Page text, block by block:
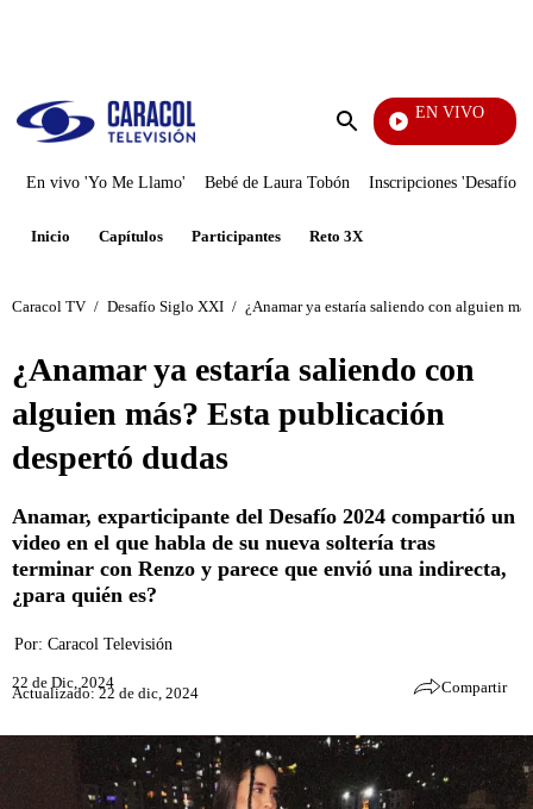
Enviar
EN VIVO
En vivo 'Yo Me Llamo' Bebé de Laura Tobón Inscripciones 'Desafío'
Inicio Capítulos Participantes Reto 3X
Caracol TV / Desafío Siglo XXI / ¿Anamar ya estaría saliendo con alguien
¿Anamar ya estaría saliendo con
alguien más? Esta publicación
despertó dudas
Anamar, exparticipante del Desafío 2024 compartió un
video en el que habla de su nueva soltería tras
terminar con Renzo y parece que envió una indirecta,
¿para quién es?
Por: Caracol Televisión
22 de Dic, 2024
Actualizado: 22 de dic, 2024 Compartir